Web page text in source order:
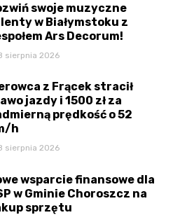
swoje muzyczne
w Białymstoku z
Ars Decorum!
sierpnia 2026
z Frącek stracił
jazdy i 1500 zł za
prędkość o 52
h
sierpnia 2026
wsparcie finansowe dla
w Gminie Choroszcz na
sprzętu